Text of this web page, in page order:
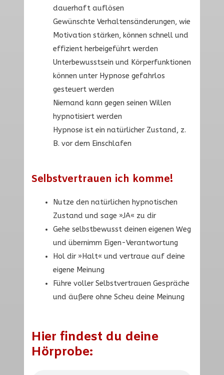
dauerhaft auflösen
Gewünschte Verhaltensänderungen, wie
Motivation stärken, können schnell und
effizient herbeigeführt werden
Unterbewusstsein und Körperfunktionen
können unter Hypnose gefahrlos
gesteuert werden
Niemand kann gegen seinen Willen
hypnotisiert werden
Hypnose ist ein natürlicher Zustand, z.
B. vor dem Einschlafen
Selbstvertrauen ich komme!
Nutze den natürlichen hypnotischen
Zustand und sage »JA« zu dir
Gehe selbstbewusst deinen eigenen Weg
und übernimm Eigen-Verantwortung
Hol dir »Halt« und vertraue auf deine
eigene Meinung
Führe voller Selbstvertrauen Gespräche
und äußere ohne Scheu deine Meinung
Hier findest du deine
Hörprobe: